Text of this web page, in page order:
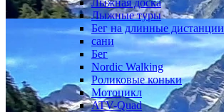
Лыжные туры
Бег на длинные дистанции
сани
Бег
Nordic Walking
Роликовые коньки
Мотоцикл
ATV-Quad